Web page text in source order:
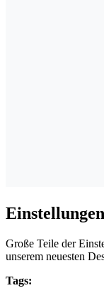
Einstellungen
Große Teile der
unserem neuesten
Tags: